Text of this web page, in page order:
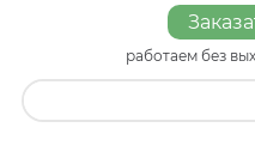
работаем без